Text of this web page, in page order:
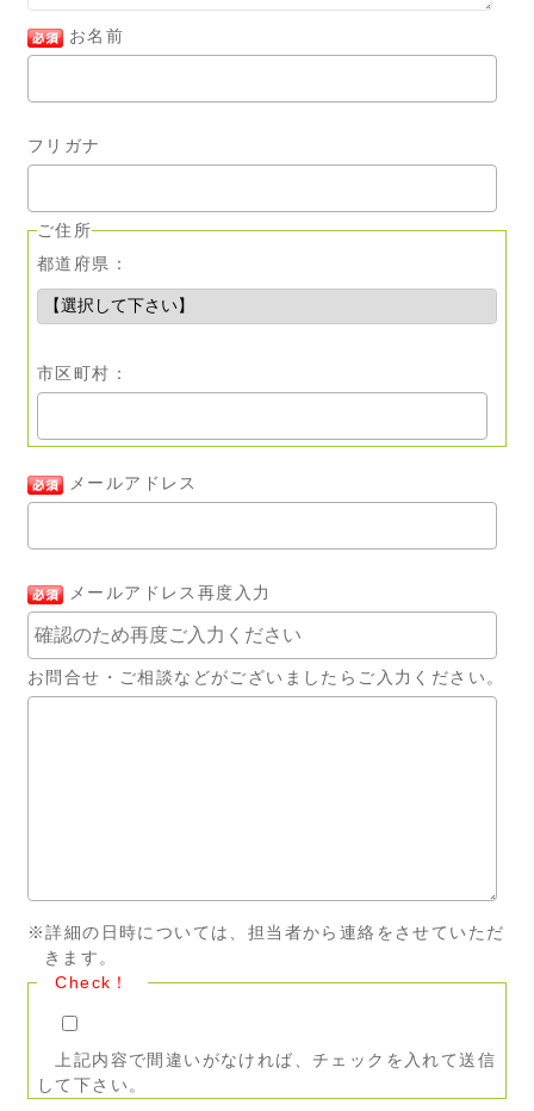
お名前
フリガナ
ご住所
都道府県：
市区町村：
メールアドレス
メールアドレス再度入力
お問合せ・ご相談などがございましたらご入力ください。
※詳細の日時については、担当者から連絡をさせていただ
きます。
Check！
上記内容で間違いがなければ、チェックを入れて送信
して下さい。